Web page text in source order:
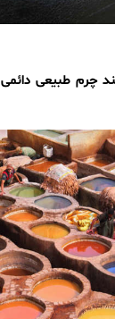
چرم طبیعی